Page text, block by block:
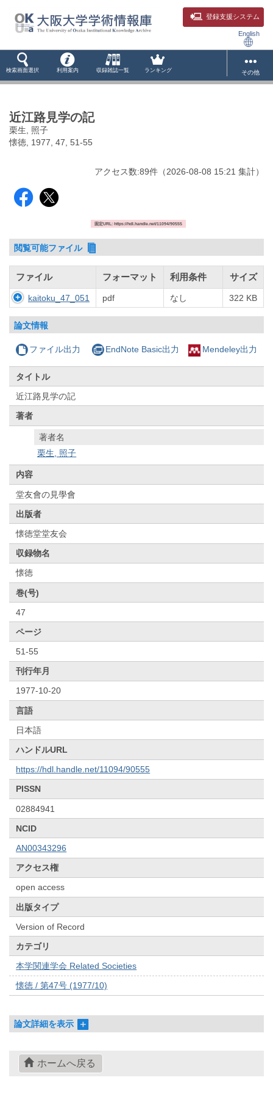
登録支援システム
English
検索画面選択 利用案内 収録雑誌一覧 ランキング その他
近江路見学の記
栗生, 照子
懐徳, 1977, 47, 51-55
アクセス数:89件 （2026-08-08 15:21 集計）
固定URL: https://hdl.handle.net/11094/90555
閲覧可能ファイル
ファイル フォーマット 利用条件 サイズ
kaitoku_47_051 pdf なし 322 KB
論文情報
ファイル出力 EndNote Basic出力 Mendeley出力
タイトル
近江路見学の記
著者
著者名
栗生, 照子
内容
堂友會の見學會
出版者
懐徳堂堂友会
収録物名
懐徳
巻(号)
47
ページ
51-55
刊行年月
1977-10-20
言語
日本語
ハンドルURL
https://hdl.handle.net/11094/90555
PISSN
02884941
NCID
AN00343296
アクセス権
open access
出版タイプ
Version of Record
カテゴリ
本学関連学会 Related Societies
懐徳 / 第47号 (1977/10)
論文詳細を表示
ホームへ戻る